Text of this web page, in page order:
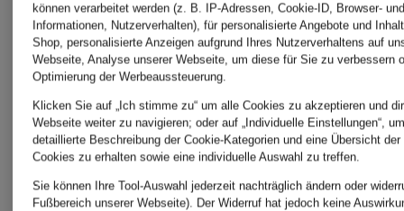
SPORTALM
Dirndl
Neu
TALBOT
RUNHOF
können verarbeitet werden (z. B. IP-Adressen, Cookie-ID, Browser-
Informationen, Nutzerverhalten), für personalisierte Angebote und
Shop, personalisierte Anzeigen aufgrund Ihres Nutzerverhaltens auf
Webseite, Analyse unserer Webseite, um diese für Sie zu verbessern
Optimierung der Werbeaussteuerung.
Klicken Sie auf „Ich stimme zu“ um alle Cookies zu akzeptieren und
Webseite weiter zu navigieren; oder auf „Individuelle Einstellungen“,
detaillierte Beschreibung der Cookie-Kategorien und eine Übersicht
Cookies zu erhalten sowie eine individuelle Auswahl zu treffen.
Sie können Ihre Tool-Auswahl jederzeit nachträglich ändern oder
Fußbereich unserer Webseite). Der Widerruf hat jedoch keine